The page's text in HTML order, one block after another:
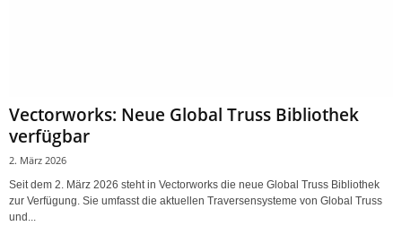
Vectorworks: Neue Global Truss Bibliothek
verfügbar
2. März 2026
Seit dem 2. März 2026 steht in Vectorworks die neue Global Truss Bibliothek
zur Verfügung. Sie umfasst die aktuellen Traversensysteme von Global Truss
und...